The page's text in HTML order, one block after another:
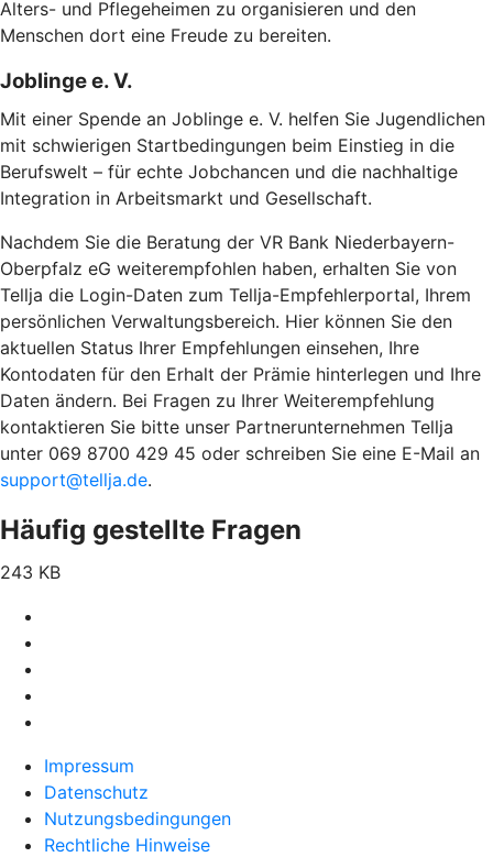
Alters- und Pflegeheimen zu organisieren und den
Menschen dort eine Freude zu bereiten.
Joblinge e. V.
Mit einer Spende an Joblinge e. V. helfen Sie Jugendlichen
mit schwierigen Startbedingungen beim Einstieg in die
Berufswelt – für echte Jobchancen und die nachhaltige
Integration in Arbeitsmarkt und Gesellschaft.
Nachdem Sie die Beratung der VR Bank Niederbayern-
Oberpfalz eG weiterempfohlen haben, erhalten Sie von
Tellja die Login-Daten zum Tellja-Empfehlerportal, Ihrem
persönlichen Verwaltungsbereich. Hier können Sie den
aktuellen Status Ihrer Empfehlungen einsehen, Ihre
Kontodaten für den Erhalt der Prämie hinterlegen und Ihre
Daten ändern. Bei Fragen zu Ihrer Weiterempfehlung
kontaktieren Sie bitte unser Partnerunternehmen Tellja
unter 069 8700 429 45 oder schreiben Sie eine E-Mail an
support@tellja.de.
Häufig gestellte Fragen
243 KB
Impressum
Datenschutz
Nutzungsbedingungen
Rechtliche Hinweise